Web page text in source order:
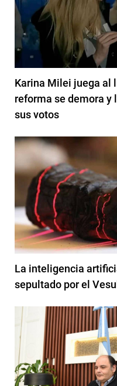
Karina Milei juega al
reforma se demora y
sus votos
La inteligencia
sepultado por el